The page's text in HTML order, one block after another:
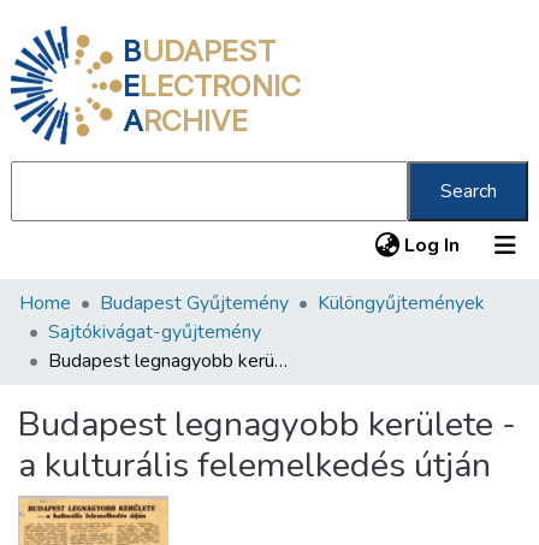
BUDAPEST
ELECTRONIC
ARCHIVE
Search
Log In (current)
Communities & Collections
All of DSpace
About us
Home Budapest Gyűjtemény
Különgyűjtemények
Sajtókivágat-gyűjtemény
Budapest legnagyobb kerülete - a kulturális felemelkedés útján
Budapest legnagyobb kerülete -
a kulturális felemelkedés útján